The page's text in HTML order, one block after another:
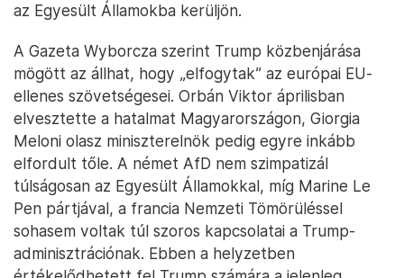
az Egyesült Államokba kerüljön.
A Gazeta Wyborcza szerint Trump közbenjárása
mögött az állhat, hogy „elfogytak” az európai EU-
ellenes szövetségesei. Orbán Viktor áprilisban
elvesztette a hatalmat Magyarországon, Giorgia
Meloni olasz miniszterelnök pedig egyre inkább
elfordult tőle. A német AfD nem szimpatizál
túlságosan az Egyesült Államokkal, míg Marine Le
Pen pártjával, a francia Nemzeti Tömörüléssel
sohasem voltak túl szoros kapcsolatai a Trump-
adminisztrációnak. Ebben a helyzetben